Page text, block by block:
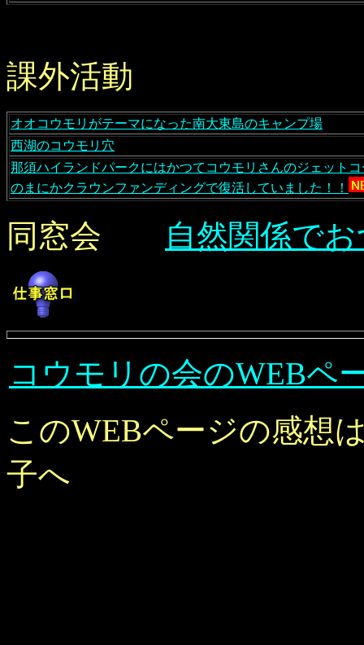
課外活動
オオコウモリがテーマになった南大東島のキャンプ場
西湖のコウモリ穴
那須ハイランドパークにはかつてコウモリさんのジェット
のまにかクラウンファンディングで復活していました！！
同窓会 自然関係で
コウモリの会のWEBペ
このWEBページの感想
子へ